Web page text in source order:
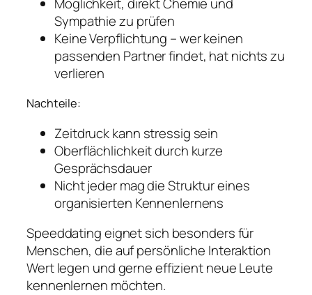
Sympathie zu prüfen
Keine Verpflichtung – wer keinen
passenden Partner findet, hat nichts zu
verlieren
Nachteile:
Zeitdruck kann stressig sein
Oberflächlichkeit durch kurze
Gesprächsdauer
Nicht jeder mag die Struktur eines
organisierten Kennenlernens
Speeddating eignet sich besonders für
Menschen, die auf persönliche Interaktion
Wert legen und gerne effizient neue Leute
kennenlernen möchten.